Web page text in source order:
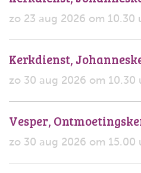
zo 23 aug 2026 om 10.30
Kerkdienst,
zo 30 aug 2026 om 10.30
Vesper,
zo 30 aug 2026 om 15.00